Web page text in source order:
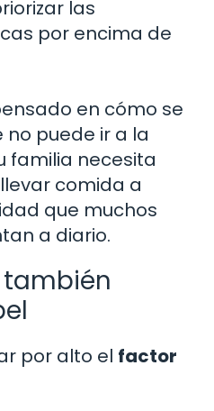
las
por encima de
en cómo se
no puede ir a la
familia necesita
comida a
que muchos
a diario.
por alto el factor